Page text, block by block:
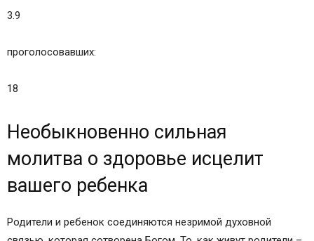
3.9
проголосовавших:
18
Необыкновенно сильная
молитва о здоровье исцелит
вашего ребенка
Родители и ребенок соединяются незримой духовной